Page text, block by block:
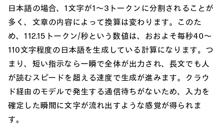
日本語の場合、1文字が1〜3トークンに分割されることが
多く、文章の内容によって換算は変わります。このた
め、112.15トークン/秒という数値は、おおよそ毎秒40〜
110文字程度の日本語を生成している計算になります。つ
まり、短い指示なら一瞬で全体が出力され、長文でも人
が読むスピードを超える速度で生成が進みます。クラウ
ド経由のモデルで発生する通信待ちがないため、入力を
確定した瞬間に文字が流れ出すような感覚が得られま
す。